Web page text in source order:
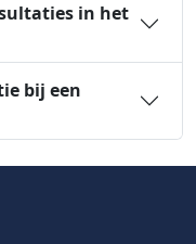
in het
bij een